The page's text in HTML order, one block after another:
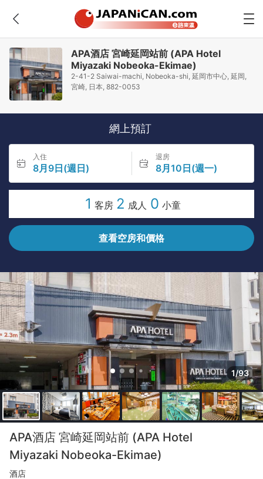
APA酒店 宮崎延岡站前 (APA Hotel
Miyazaki Nobeoka-Ekimae)
2-41-2 Saiwai-machi, Nobeoka-shi, 延岡市中心, 延岡,
宮崎, 日本, 882-0053
網上預訂
入住
8月9日(週日)
退房
8月10日(週一)
1 客房 2 成人 0 小童
查看空房和價格
1/93
APA酒店 宮崎延岡站前 (APA Hotel
Miyazaki Nobeoka-Ekimae)
酒店